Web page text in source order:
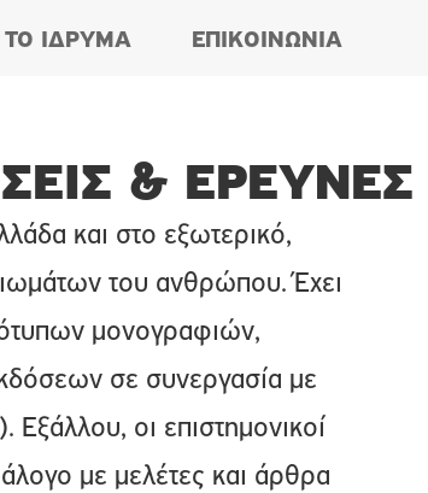
ΤΟ ΙΔΡΥΜΑ ΕΠΙΚΟΙΝΩΝΙΑ
& ΈΡΕΥΝΕΣ
και στο εξωτερικό,
του ανθρώπου. Έχει
μονογραφιών,
σε συνεργασία με
οι επιστημονικοί
με μελέτες και άρθρα